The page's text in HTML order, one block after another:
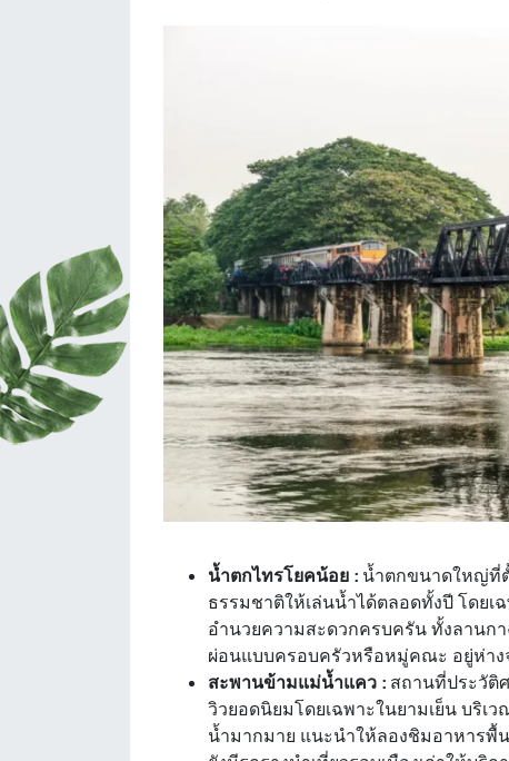
น้ำตกไทรโยคน้อย : น้ำตกขนาดใหญ่ที่
ธรรมชาติให้เล่นน้ำได้ตลอดทั้งปี โดย
อำนวยความสะดวกครบครัน ทั้งลานก
ผ่อนแบบครอบครัวหรือหมู่คณะ อยู่ห่าง
สะพานข้ามแม่น้ำแคว : สถานที่ประวัติ
วิวยอดนิยมโดยเฉพาะในยามเย็น บริ
น้ำมากมาย แนะนำให้ลองชิมอาหารพื้น